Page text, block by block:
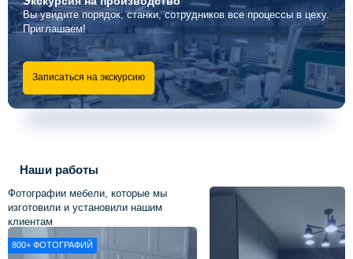
Вы увидите порядок, станки, сотрудников все процессы в цеху.
Приглашаем!
Записаться на экскурсию
Наши работы
Фотографии мебели, которые мы
изготовили и установили нашим
клиентам
800+ ФОТОГРАФИЙ